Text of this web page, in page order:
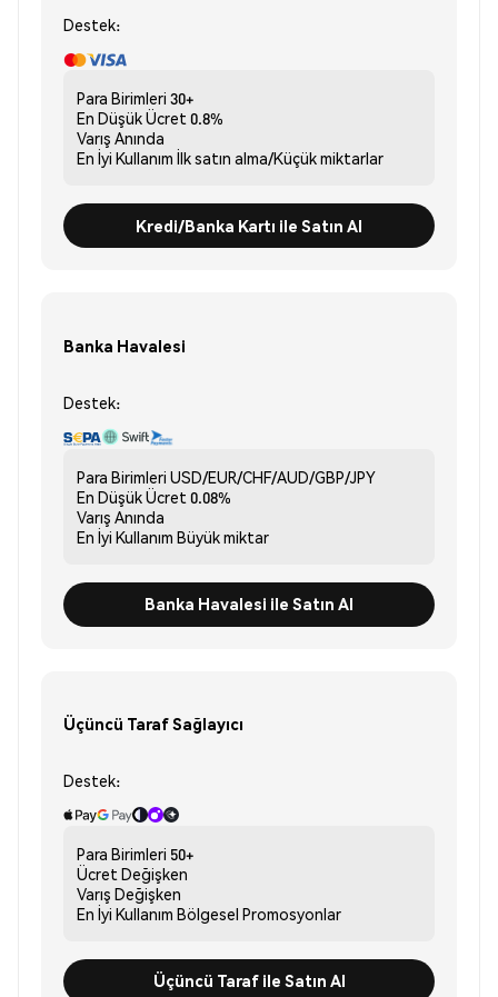
Destek:
Para Birimleri 30+
En Düşük Ücret 0.8%
Varış Anında
En İyi Kullanım İlk satın alma/Küçük miktarlar
Kredi/Banka Kartı ile Satın Al
Banka Havalesi
Destek:
Para Birimleri USD/EUR/CHF/AUD/GBP/JPY
En Düşük Ücret 0.08%
Varış Anında
En İyi Kullanım Büyük miktar
Banka Havalesi ile Satın Al
Üçüncü Taraf Sağlayıcı
Destek:
Para Birimleri 50+
Ücret Değişken
Varış Değişken
En İyi Kullanım Bölgesel Promosyonlar
Üçüncü Taraf ile Satın Al